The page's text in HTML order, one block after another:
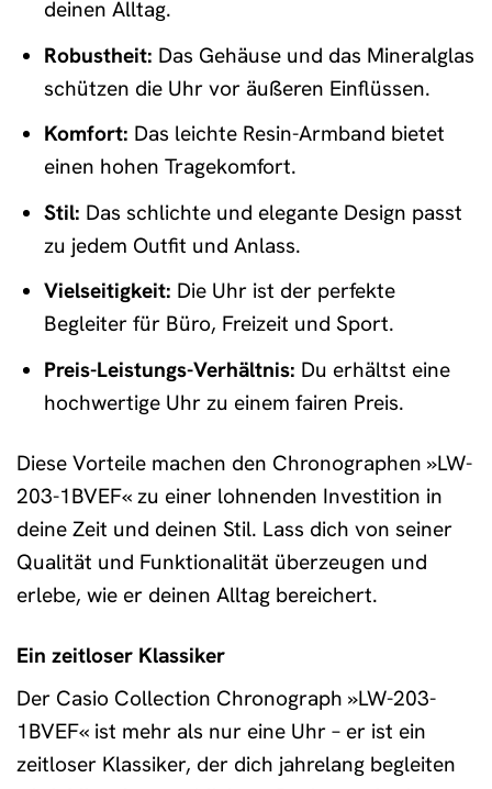
deinen Alltag.
Robustheit: Das Gehäuse und das Mineralglas
schützen die Uhr vor äußeren Einflüssen.
Komfort: Das leichte Resin-Armband bietet
einen hohen Tragekomfort.
Stil: Das schlichte und elegante Design passt
zu jedem Outfit und Anlass.
Vielseitigkeit: Die Uhr ist der perfekte
Begleiter für Büro, Freizeit und Sport.
Preis-Leistungs-Verhältnis: Du erhältst eine
hochwertige Uhr zu einem fairen Preis.
Diese Vorteile machen den Chronographen »LW-
203-1BVEF« zu einer lohnenden Investition in
deine Zeit und deinen Stil. Lass dich von seiner
Qualität und Funktionalität überzeugen und
erlebe, wie er deinen Alltag bereichert.
Ein zeitloser Klassiker
Der Casio Collection Chronograph »LW-203-
1BVEF« ist mehr als nur eine Uhr – er ist ein
zeitloser Klassiker, der dich jahrelang begleiten